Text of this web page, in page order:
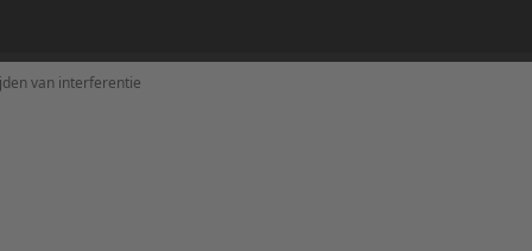
van interferentie